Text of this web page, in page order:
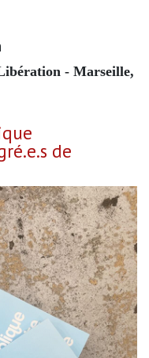
- Marseille,
de